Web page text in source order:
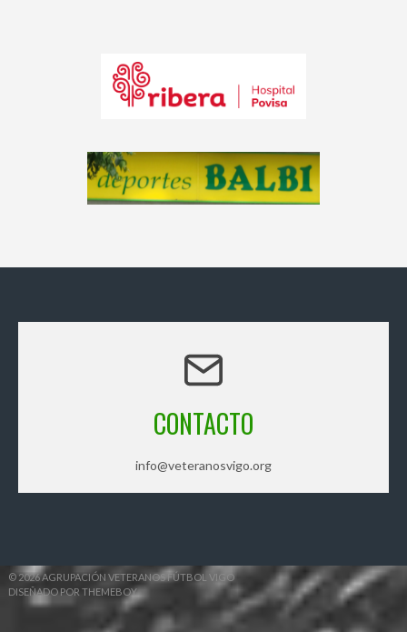
CONTACTO
info@veteranosvigo.org
© 2026 AGRUPACIÓN VETERANOS FÚTBOL VIGO
DISEÑADO POR THEMEBOY